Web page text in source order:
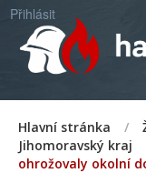
Přihlásit
Hlavní stránka /
Jihomoravský kraj
ohrožovaly okolní